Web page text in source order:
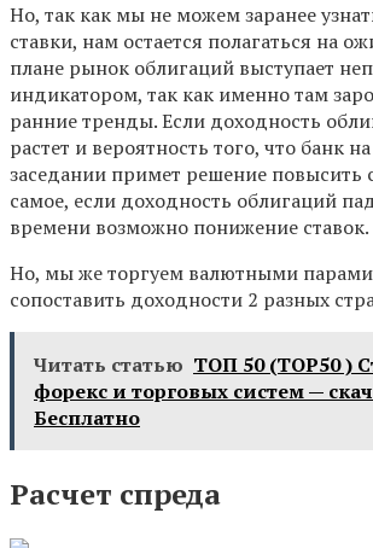
Но, так как мы не можем заранее
ставки, нам остается полагаться на
плане рынок облигаций выступает
индикатором, так как именно там
ранние тренды. Если доходность
растет и вероятность того, что банк
заседании примет решение повысить
самое, если доходность облигаций
времени возможно понижение ставок.
Но, мы же торгуем валютными
сопоставить доходности 2 разных
Читать статью ТОП 50 (TOP50 )
форекс и торговых систем —
Бесплатно
Расчет спреда